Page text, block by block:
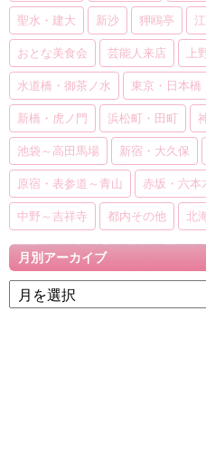
聖水・建大 新沙 狎鴎亭
おとな美食会 芸能人来店 上
水道橋・御茶ノ水 東京・日本橋
新橋・虎ノ門 浜松町・田町
池袋～高田馬場 新宿・大久保
原宿・表参道～青山 赤坂・六本
中野～吉祥寺 都内その他 北
月別アーカイブ